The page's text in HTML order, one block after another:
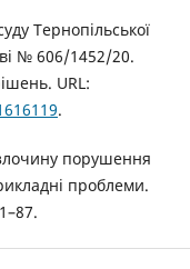
Тернопільської
№ 606/1452/20.
URL:
.
порушення
проблеми.